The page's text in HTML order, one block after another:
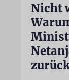
Nicht